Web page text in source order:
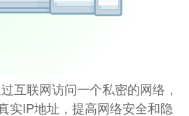
互联网访问一个私密的网络，
实IP地址，提高网络安全和隐